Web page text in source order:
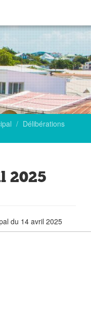
Délibérations
2025
du 14 avril 2025